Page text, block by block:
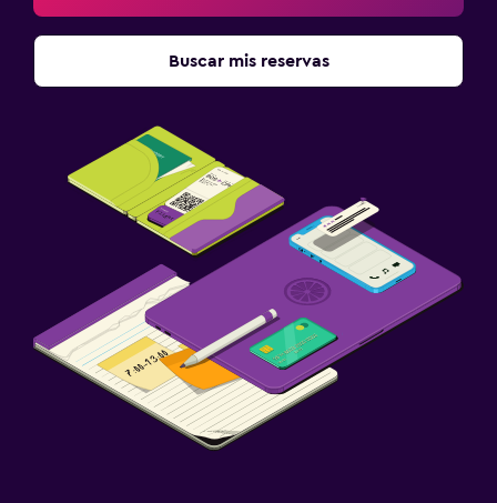
Buscar mis reservas